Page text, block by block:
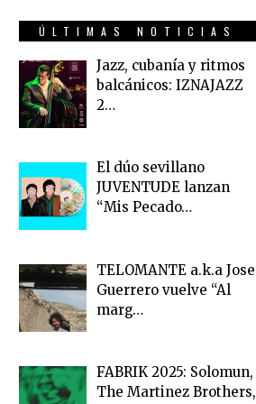
ÚLTIMAS NOTICIAS
Jazz, cubanía y ritmos
balcánicos: IZNAJAZZ
2…
El dúo sevillano
JUVENTUDE lanzan
“Mis Pecado…
TELOMANTE a.k.a Jose
Guerrero vuelve “Al
marg…
FABRIK 2025: Solomun,
The Martinez Brothers,